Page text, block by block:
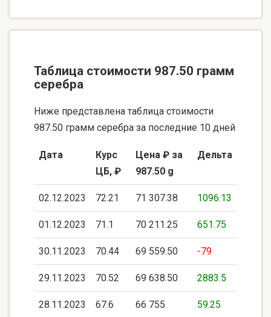
Таблица стоимости 987.50 грамм
серебра
Ниже представлена таблица стоимости
987.50 грамм серебра за последние 10 дней
Дата
Курс
ЦБ, ₽
Цена ₽ за
987.50 g
Дельта
02.12.2023 72.21 71 307.38 1096.13
01.12.2023 71.1 70 211.25 651.75
30.11.2023 70.44 69 559.50 -79
29.11.2023 70.52 69 638.50 2883.5
28.11.2023 67.6 66 755 59.25